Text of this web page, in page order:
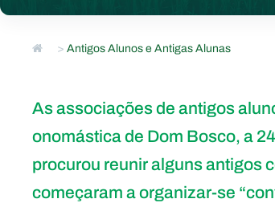
>Antigos Alunos e Antigas Alunas
As associações de antigos
onomástica de Dom Bosco, a
procurou reunir alguns antigos
começaram a organizar-se